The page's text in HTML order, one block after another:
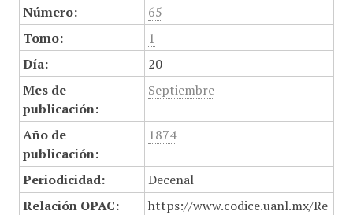
Número:
65
Tomo:
1
Día:
20
Mes de
publicación:
Septiembre
Año de
publicación:
1874
Periodicidad:
Decenal
Relación OPAC:
https://www.codice.uanl.mx/Re